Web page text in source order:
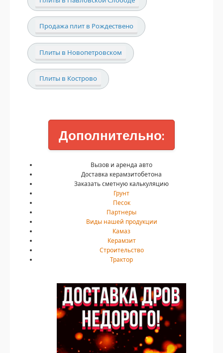
Продажа плит в Рождествено
Плиты в Новопетровском
Плиты в Кострово
Дополнительно:
Вызов и аренда авто
Доставка керамзитобетона
Заказать сметную калькуляцию
Грунт
Песок
Партнеры
Виды нашей продукции
Камаз
Керамзит
Строительство
Трактор